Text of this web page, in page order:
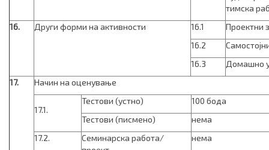
тимска
16.
Други форми на активности 16.1
Проектни
16.2
16.3
Домашно
17.
Начин на оценување
17.1.
Тестови (устно)
100 бода
Тестови (писмено)
нема
17.2.
Семинарска работа/
нема